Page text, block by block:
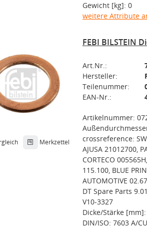
Gewicht [kg]: 0
weitere Attribute
Merkzettel
FEBI BILSTEIN
Art.Nr.:
Hersteller:
Teilenummer:
EAN-Nr.:
Artikelnummer:
crossreference:
AJUSA 21012700,
CORTECO
115.100, BLUE
AUTOMOTIVE
DT Spare Parts
V10-3327
Dicke/Stärke [mm]:
DIN/ISO: 7603 A/CU